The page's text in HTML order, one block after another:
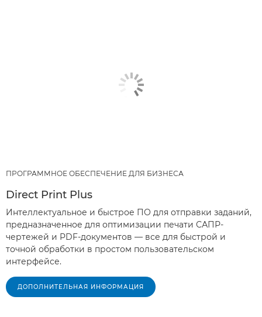
ПРОГРАММНОЕ ОБЕСПЕЧЕНИЕ ДЛЯ БИЗНЕСА
Direct Print Plus
Интеллектуальное и быстрое ПО для отправки заданий,
предназначенное для оптимизации печати САПР-
чертежей и PDF-документов — все для быстрой и
точной обработки в простом пользовательском
интерфейсе.
ДОПОЛНИТЕЛЬНАЯ ИНФОРМАЦИЯ